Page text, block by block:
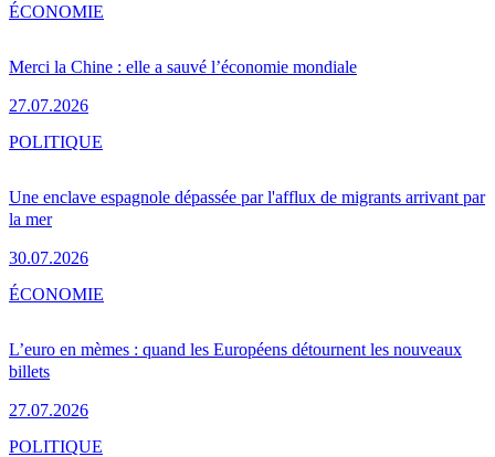
Merci la Chine : elle a sauvé l’économie mondiale
27.07.2026
ÉCONOMIE
Une enclave espagnole dépassée par l'afflux de migrants arrivant par
la mer
30.07.2026
POLITIQUE
L’euro en mèmes : quand les Européens détournent les nouveaux
billets
27.07.2026
ÉCONOMIE
POLITIQUE